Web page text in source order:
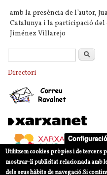
amb la presència de l’autor,
Catalunya i la participació
Jiménez Villarejo
Formulari de cercaCerca
Directori
Utilitzem cookies pròpies i de tercers
mostrar-li publicitat relacionada amb
dels seus hàbits de navegació.Si